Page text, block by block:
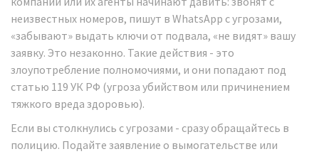
неизвестных номеров, пишут в WhatsApp с угрозами,
«забывают» выдать ключи от подвала, «не видят» вашу
заявку. Это незаконно. Такие действия - это
злоупотребление полномочиями, и они попадают под
статью 119 УК РФ (угроза убийством или причинением
тяжкого вреда здоровью).
Если вы столкнулись с угрозами - сразу обращайтесь в
полицию. Подайте заявление о вымогательстве или